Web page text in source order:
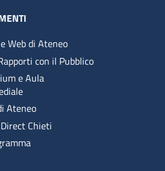
Web di Ateneo
con il Pubblico
e Aula
Ateneo
Chieti